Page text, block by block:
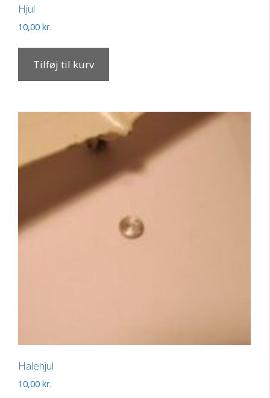
Hjul
10,00 kr.
Tilføj til kurv
Halehjul
10,00 kr.